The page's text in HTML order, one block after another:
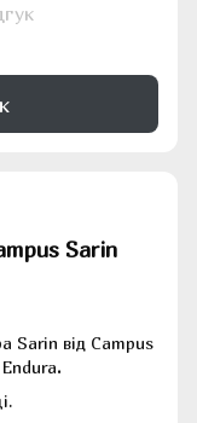
Sarin
Sarin від Campus
.